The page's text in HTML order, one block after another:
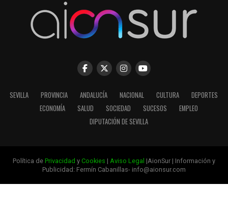
SEVILLA PROVINCIA ANDALUCÍA NACIONAL CULTURA
DEPORTES
ECONOMÍA
SALUD SOCIEDAD SUCESOS
EMPLEO
DIPUTACIÓN DE SEVILLA
Política de Privacidad y Cookies | Aviso Legal |AionSur | Información y
Publicidad: Fermín Cabanillas- info@aionsur.com